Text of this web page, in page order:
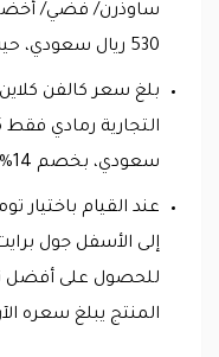
530 ريال سعودي، حيث تم خصم بنسبة 14%.
بلغ سعر كالفن
سعودي، بخصم 14%.
عند القيام باختيار
إلى الأسفل جول
للحصول على أفضل
المنتج يبلغ سعره الآن 275 ريال